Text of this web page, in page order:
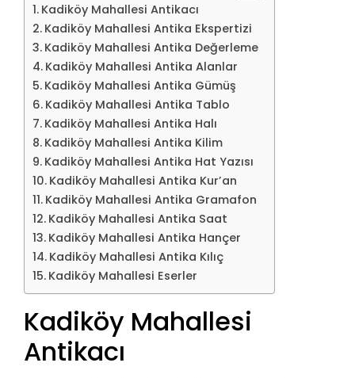
Kadiköy Mahallesi Antikacı
Kadiköy Mahallesi Antika Ekspertizi
Kadiköy Mahallesi Antika Değerleme
Kadiköy Mahallesi Antika Alanlar
Kadiköy Mahallesi Antika Gümüş
Kadiköy Mahallesi Antika Tablo
Kadiköy Mahallesi Antika Halı
Kadiköy Mahallesi Antika Kilim
Kadiköy Mahallesi Antika Hat Yazısı
Kadiköy Mahallesi Antika Kur’an
Kadiköy Mahallesi Antika Gramafon
Kadiköy Mahallesi Antika Saat
Kadiköy Mahallesi Antika Hançer
Kadiköy Mahallesi Antika Kılıç
Kadiköy Mahallesi Eserler
Kadiköy Mahallesi
Antikacı